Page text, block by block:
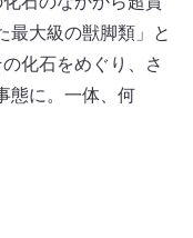
最大級の獣脚類」と
化石をめぐり、さ
態に。一体、何